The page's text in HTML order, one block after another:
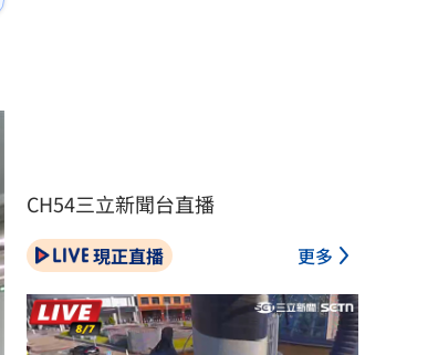
CH54三立新聞台直播
現正直播 更多